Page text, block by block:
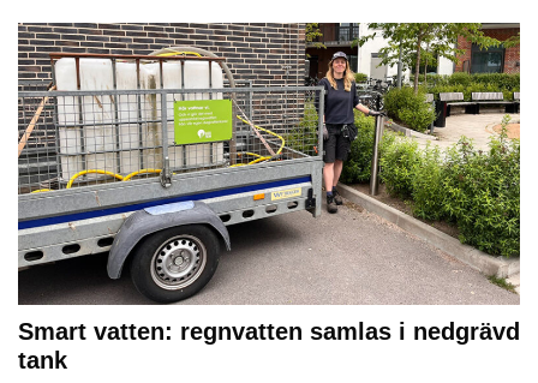
Smart vatten: regnvatten samlas i nedgrävd
tank